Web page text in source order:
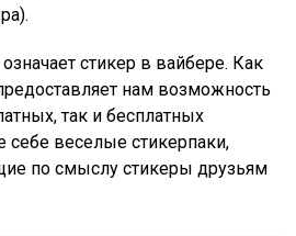
стикер в вайбере. Как
нам возможность
так и бесплатных
себе веселые стикерпаки,
по смыслу стикеры друзьям